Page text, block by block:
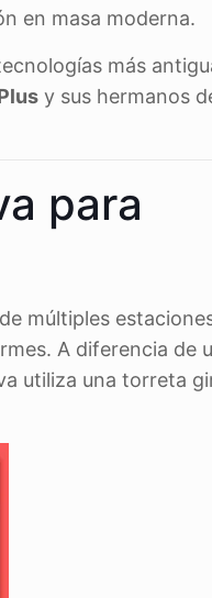
en masa moderna.
más
y sus hermanos
para
múltiples
A diferencia de
utiliza una torreta